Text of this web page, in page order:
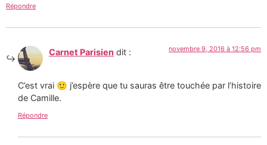
Répondre
Carnet Parisien dit : novembre 9, 2016 à 12:56 pm
C’est vrai 🙂 j’espère que tu sauras être touchée par l’histoire
de Camille.
Répondre